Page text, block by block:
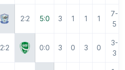
2:2 5:0 3 1 1 1
7-
5
2:2 0:0 3 0 3 0
3-
3